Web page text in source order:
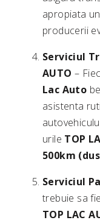
apropiata
producerii
Serviciul
AUTO –
Lac Auto
asistenta
urile TOP
500km
Serviciul
trebuie sa
TOP LAC